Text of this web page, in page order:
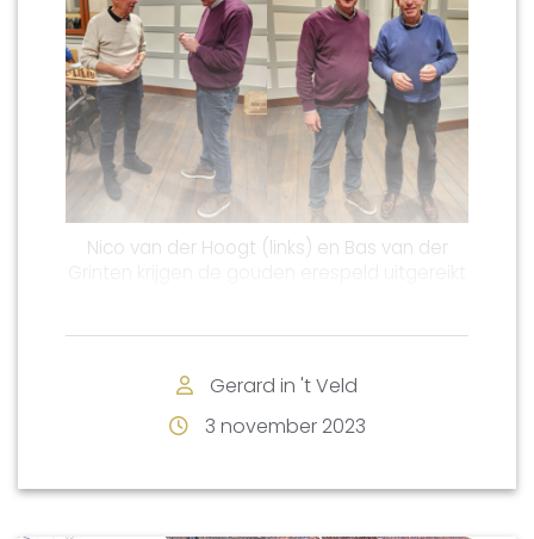
Weldadige Stichting van
Heutz
Nico van der Hoogt (links) en Bas van der
aangemeld als lid van onze vereniging,
Vanwege dit heugelijke feit kregen zij de
gouden KNSB-erespeld uitgereikt voor het
Gerard in ’t Veld reikte Nico en Bas de
Gerard in 't Veld
3 november 2023